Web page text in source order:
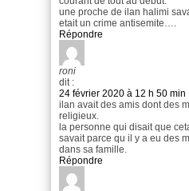
une proche de ilan halimi
etait un crime antisemite….
Répondre
roni
dit :
24 février 2020 à 12 h 50 min
ilan avait des amis dont des
religieux.
la personne qui disait que
savait parce qu il y a eu des
dans sa famille.
Répondre